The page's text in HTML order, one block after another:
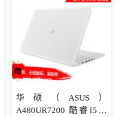
华硕（ASUS）
A480UR7200 酷睿I5超